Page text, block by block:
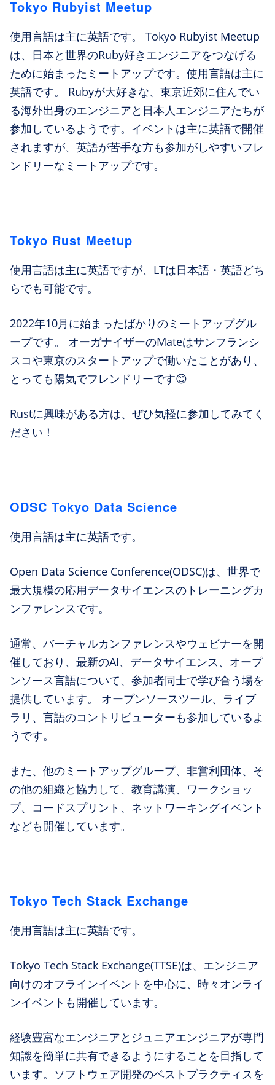
Tokyo Rubyist Meetup
使用言語は主に英語です。 Tokyo Rubyist Meetup
は、日本と世界のRuby好きエンジニアをつなげる
ために始まったミートアップです。使用言語は主に
英語です。 Rubyが大好きな、東京近郊に住んでい
る海外出身のエンジニアと日本人エンジニアたちが
参加しているようです。イベントは主に英語で開催
されますが、英語が苦手な方も参加がしやすいフレ
ンドリーなミートアップです。
Tokyo Rust Meetup
使用言語は主に英語ですが、LTは日本語・英語どち
らでも可能です。
2022年10月に始まったばかりのミートアップグル
ープです。 オーガナイザーのMateはサンフランシ
スコや東京のスタートアップで働いたことがあり、
とっても陽気でフレンドリーです😊
Rustに興味がある方は、ぜひ気軽に参加してみてく
ださい！
ODSC Tokyo Data Science
使用言語は主に英語です。
Open Data Science Conference(ODSC)は、世界で
最大規模の応用データサイエンスのトレーニングカ
ンファレンスです。
通常、バーチャルカンファレンスやウェビナーを開
催しており、最新のAI、データサイエンス、オープ
ンソース言語について、参加者同士で学び合う場を
提供しています。 オープンソースツール、ライブ
ラリ、言語のコントリビューターも参加しているよ
うです。
また、他のミートアップグループ、非営利団体、そ
の他の組織と協力して、教育講演、ワークショッ
プ、コードスプリント、ネットワーキングイベント
なども開催しています。
Tokyo Tech Stack Exchange
使用言語は主に英語です。
Tokyo Tech Stack Exchange(TTSE)は、エンジニア
向けのオフラインイベントを中心に、時々オンライ
ンイベントも開催しています。
経験豊富なエンジニアとジュニアエンジニアが専門
知識を簡単に共有できるようにすることを目指して
います。ソフトウェア開発のベストプラクティスを